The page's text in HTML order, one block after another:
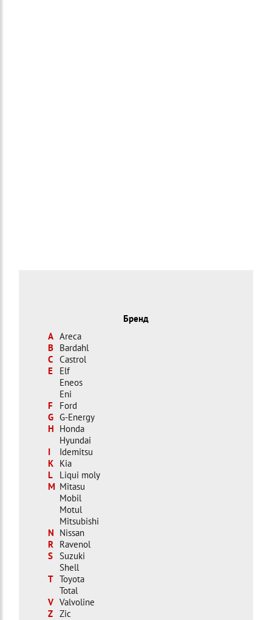
Бренд
A Areca
B Bardahl
C Castrol
E
Elf
Eneos
Eni
F
Ford
G G-Energy
H Honda
Hyundai
I
Idemitsu
K Kia
L
Liqui moly
M Mitasu
Mobil
Motul
Mitsubishi
N Nissan
R Ravenol
S Suzuki
Shell
T Toyota
Total
V Valvoline
Z Zic